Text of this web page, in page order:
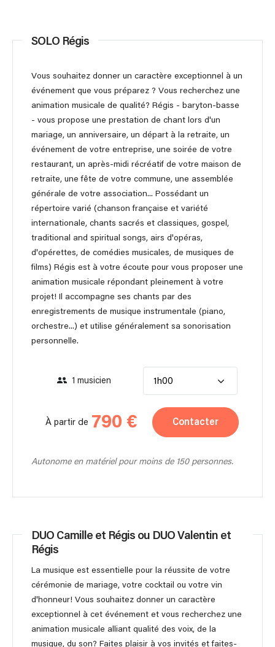
SOLO Régis
Vous souhaitez donner un caractère exceptionnel à un
événement que vous préparez ? Vous recherchez une
animation musicale de qualité? Régis - baryton-basse
- vous propose une prestation de chant lors d'un
mariage, un anniversaire, un départ à la retraite, un
événement de votre entreprise, une soirée de votre
restaurant, un après-midi récréatif de votre maison de
retraite, une fête de votre commune, une assemblée
générale de votre association... Possédant un
répertoire varié (chanson française et variété
internationale, chants sacrés et classiques, gospel,
traditional and spiritual songs, airs d'opéras,
d'opérettes, de comédies musicales, de musiques de
films) Régis est à votre écoute pour vous proposer une
animation musicale répondant pleinement à votre
projet! Il accompagne ses chants par des
enregistrements de musique instrumentale (piano,
orchestre...) et utilise généralement sa sonorisation
personnelle.
1 musicien 1h00
À partir de 790 € Contacter
Autonome en matériel pour moins de 150 personnes.
DUO Camille et Régis ou DUO Valentin et
Régis
La musique est essentielle pour la réussite de votre
cérémonie de mariage, votre cocktail ou votre vin
d'honneur! Vous souhaitez donner un caractère
exceptionnel à cet événement et vous recherchez une
animation musicale alliant qualité des voix, de la
musique, du son? Faites plaisir à vos invités et faites-